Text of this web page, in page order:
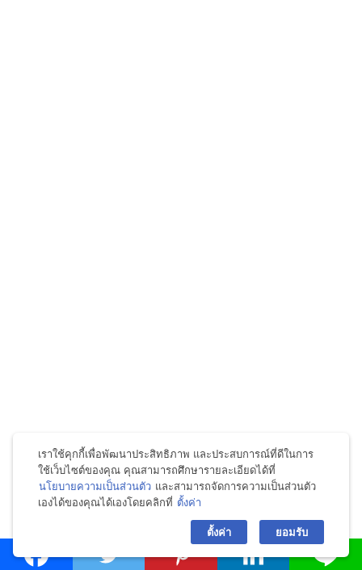
ถนัดมาหน่อย ก็จะเจอแบรนด์ใหญ่ๆ มากขึ้นทั้งเครื่องใช้ไฟฟ้า
ตอนนี้อยู่ที่บูธของ Mitsubishi
เราใช้คุกกี้เพื่อพัฒนาประสิทธิภาพ และประสบการณ์ที่ดีในการ
ใช้เว็บไซต์ของคุณ คุณสามารถศึกษารายละเอียดได้ที่
นโยบายความเป็นส่วนตัว และสามารถจัดการความเป็นส่วนตัว
เองได้ของคุณได้เองโดยคลิกที่ ตั้งค่า
ตั้งค่า ยอมรับ